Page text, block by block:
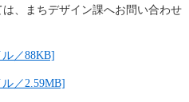
、まちデザイン課へお問い合わせ
／88KB]
／2.59MB]